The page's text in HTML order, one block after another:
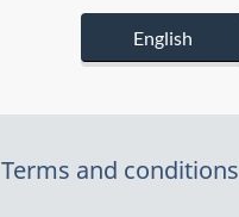
English
Terms and conditions